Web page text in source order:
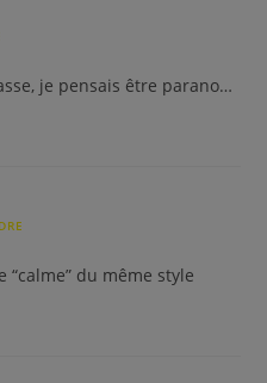
je pensais être parano…
du même style